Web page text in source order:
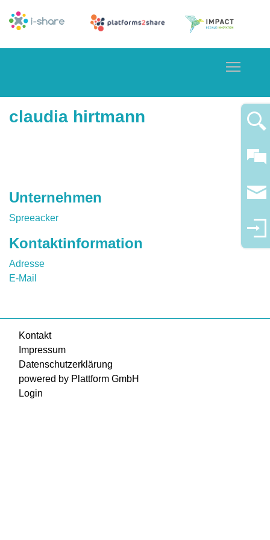
claudia hirtmann
Unternehmen
Spreeacker
Kontaktinformation
Adresse
E-Mail
Kontakt
Impressum
Datenschutzerklärung
powered by Plattform GmbH
Login